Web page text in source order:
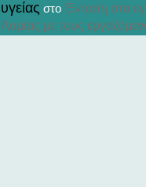
υγείας στο Ένταση στα
Λαμίας με τους